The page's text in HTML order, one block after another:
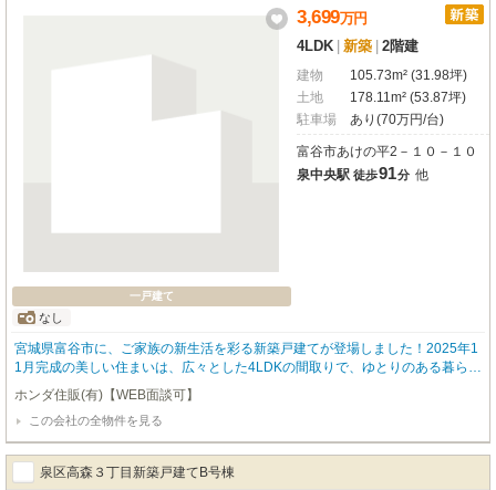
ウンターキッチン、浴室乾燥機、モニター付インターホンなど、嬉しい設備も
充実。耐震構造で安心感もプラスされています。普通車2台分の駐車スペース
も確保されており、お車をお持ちのご家庭にもぴったりです。この機会に、新
しい生活を始めてみませんか？住宅ローンや諸費用についても、どうぞお気軽
一戸建て
なし
3,699万円
4LDK 新築 2階建
建物
105.73m² (31.98坪)
土地
178.11m² (53.87坪)
駐車場
あり(70万円/台)
富谷市あけの平2－１０－１０
泉中央駅 徒歩91分 他
宮城県富谷市に、ご家族の新生活を彩る新築戸建てが登場しました！2025年1
1月完成の美しい住まいは、広々とした4LDKの間取りで、ゆとりのある暮らし
を叶えます。南向きバルコニーで日当たりも良好、明るいリビングで毎日を気
持ちよくお過ごしいただけますよ。安心の制震構造に加え、全居室に収納スペ
ースがたっぷり備わっており、お部屋をすっきりと保てるのが嬉しいポイン
ト。お車は3台まで無料で駐車可能ですので、来客時も安心です。開放感あふ
れる角地も魅力ですね。徒歩7分には富谷市立あけの平小学校があり、お子様
の通学も安心。郵便局も徒歩3分と近く、日々の生活に便利な環境です。周辺
ホンダ住販(有)【WEB面談可】
この会社の全物件を見る
泉区高森３丁目新築戸建てB号棟